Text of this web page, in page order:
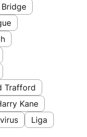
Trafford
Kane
Liga